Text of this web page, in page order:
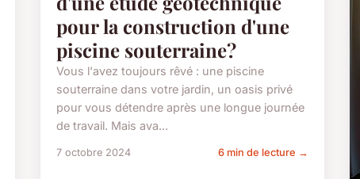
pour la construction d'une
piscine souterraine?
Vous l'avez toujours rêvé : une piscine
souterraine dans votre jardin, un oasis privé
pour vous détendre après une longue journée
de travail. Mais ava...
7 octobre 2024 6 min de lecture →